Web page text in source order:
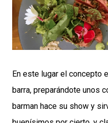
En este lugar el concepto
barra, preparándote unos
barman hace su show y